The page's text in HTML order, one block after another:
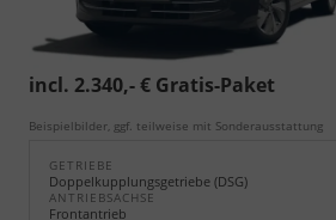
incl. 2.340,- € Gratis-Paket
Beispielbilder, ggf. teilweise mit Sonderausstattung
GETRIEBE
Doppelkupplungsgetriebe (DSG)
ANTRIEBSACHSE
Frontantrieb